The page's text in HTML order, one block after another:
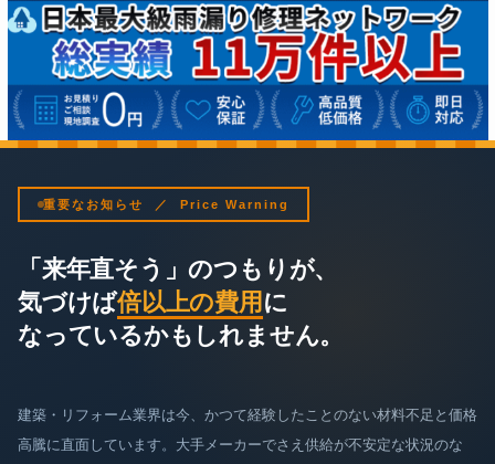
重要なお知らせ ／ Price Warning
「来年直そう」のつもりが、
気づけば倍以上の費用 に
なっているかもしれません。
建築・リフォーム業界は今、かつて経験したことのない材料不足と価格
高騰に直面しています。大手メーカーでさえ供給が不安定な状況のな